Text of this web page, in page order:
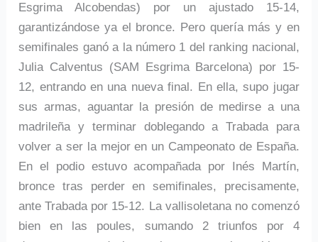
Esgrima Alcobendas) por un ajustado 15-14,
garantizándose ya el bronce. Pero quería más y en
semifinales ganó a la número 1 del ranking nacional,
Julia Calventus (SAM Esgrima Barcelona) por 15-
12, entrando en una nueva final. En ella, supo jugar
sus armas, aguantar la presión de medirse a una
madrileña y terminar doblegando a Trabada para
volver a ser la mejor en un Campeonato de España.
En el podio estuvo acompañada por Inés Martín,
bronce tras perder en semifinales, precisamente,
ante Trabada por 15-12. La vallisoletana no comenzó
bien en las poules, sumando 2 triunfos por 4